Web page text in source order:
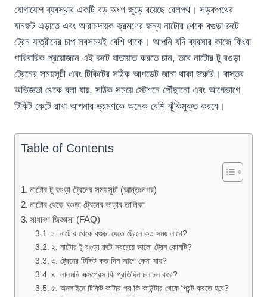
যোগাযোগ ব্যবস্থার একটি বড় অংশ জুড়ে রয়েছে রেলপথ। সড়কপথের
যানজট এড়াতে এবং আরামদায়ক ভ্রমণের জন্য নাটোর থেকে বগুড়া রুটে
ট্রেন যাত্রীদের চাপ সবসময়ই বেশি থাকে। আপনি যদি ব্যবসার কাজে কিংবা
পারিবারিক প্রয়োজনে এই রুটে যাতায়াত করতে চান, তবে নাটোর টু বগুড়া
ট্রেনের সময়সূচী এবং টিকিটের সঠিক আপডেট জানা থাকা জরুরি। বাস্তব
অভিজ্ঞতা থেকে বলা যায়, সঠিক সময়ে স্টেশনে পৌঁছানো এবং আগেভাগে
টিকিট কেটে রাখা আপনার ভ্রমণকে অনেক বেশি ঝুঁকিমুক্ত করবে।
Table of Contents
নাটোর টু বগুড়া ট্রেনের সময়সূচী (আন্তঃনগর)
নাটোর থেকে বগুড়া ট্রেনের ভাড়ার তালিকা
সাধারণ জিজ্ঞাসা (FAQ)
১. নাটোর থেকে বগুড়া যেতে ট্রেনে কত সময় লাগে?
২. নাটোর টু বগুড়া রুটে সবচেয়ে ভালো ট্রেন কোনটি?
৩. ট্রেনের টিকিট কত দিন আগে কেনা যায়?
৪. লালমনি এক্সপ্রেস কি প্রতিদিন চলাচল করে?
৫. অনলাইনে টিকিট কাটার পর কি কাউন্টার থেকে প্রিন্ট করতে হবে?